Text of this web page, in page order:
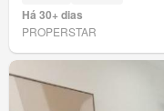
Há 30+ dias
PROPERSTAR